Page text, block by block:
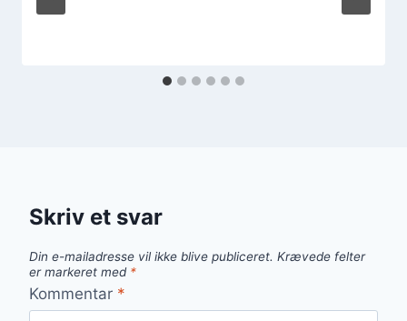
Skriv et svar
Din e-mailadresse vil ikke blive publiceret. Krævede felter
er markeret med *
Kommentar *